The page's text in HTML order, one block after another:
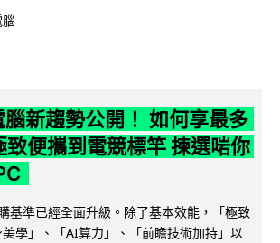
新趨勢公開！ 如何享最多
便攜到電競標竿 揀選啱你
基準已經全面升級。除了基本效能，「極致
學」、「AI算力」、「前瞻技術加持」以